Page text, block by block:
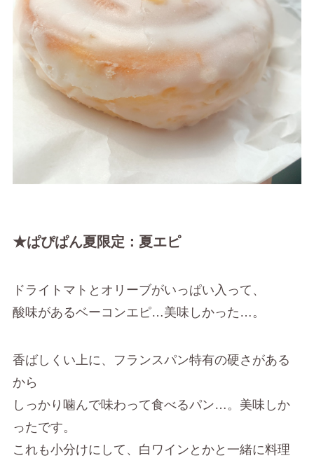
★ぱぴぱん夏限定：夏エピ
ドライトマトとオリーブがいっぱい入って、
酸味があるベーコンエピ…美味しかった…。
香ばしくい上に、フランスパン特有の硬さがある
から
しっかり噛んで味わって食べるパン…。美味しか
ったです。
これも小分けにして、白ワインとかと一緒に料理